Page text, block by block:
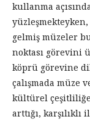
kullanma
gelmiş müzeler
noktası görevini
köprü görevine
çalışmada müze
kültürel çeşitliliğe
arttığı,